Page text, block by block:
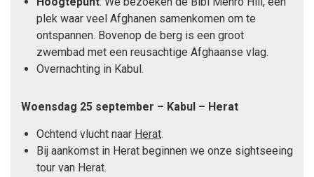
plek waar veel Afghanen samenkomen om te
ontspannen. Bovenop de berg is een groot
zwembad met een reusachtige Afghaanse vlag.
Overnachting in Kabul.
Woensdag 25 september – Kabul – Herat
Ochtend vlucht naar Herat.
Bij aankomst in Herat beginnen we onze sightseeing
tour van Herat.